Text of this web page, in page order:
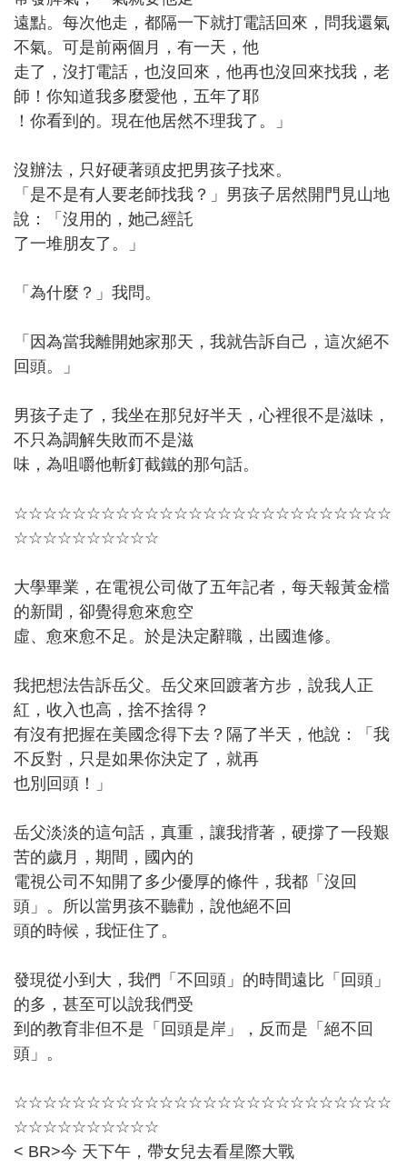
遠點。每次他走，都隔一下就打電話回來，問我還氣
不氣。可是前兩個月，有一天，他
走了，沒打電話，也沒回來，他再也沒回來找我，老
師！你知道我多麼愛他，五年了耶
！你看到的。現在他居然不理我了。」
沒辦法，只好硬著頭皮把男孩子找來。
「是不是有人要老師找我？」男孩子居然開門見山地
說：「沒用的，她己經託
了一堆朋友了。」
「為什麼？」我問。
「因為當我離開她家那天，我就告訴自己，這次絕不
回頭。」
男孩子走了，我坐在那兒好半天，心裡很不是滋味，
不只為調解失敗而不是滋
味，為咀嚼他斬釘截鐵的那句話。
☆☆☆☆☆☆☆☆☆☆☆☆☆☆☆☆☆☆☆☆☆☆☆☆☆☆
☆☆☆☆☆☆☆☆☆☆
大學畢業，在電視公司做了五年記者，每天報黃金檔
的新聞，卻覺得愈來愈空
虛、愈來愈不足。於是決定辭職，出國進修。
我把想法告訴岳父。岳父來回踱著方步，說我人正
紅，收入也高，捨不捨得？
有沒有把握在美國念得下去？隔了半天，他說：「我
不反對，只是如果你決定了，就再
也別回頭！」
岳父淡淡的這句話，真重，讓我揹著，硬撐了一段艱
苦的歲月，期間，國內的
電視公司不知開了多少優厚的條件，我都「沒回
頭」。所以當男孩不聽勸，說他絕不回
頭的時候，我怔住了。
發現從小到大，我們「不回頭」的時間遠比「回頭」
的多，甚至可以說我們受
到的教育非但不是「回頭是岸」，反而是「絕不回
頭」。
☆☆☆☆☆☆☆☆☆☆☆☆☆☆☆☆☆☆☆☆☆☆☆☆☆☆
☆☆☆☆☆☆☆☆☆☆
< BR>今 天下午，帶女兒去看星際大戰